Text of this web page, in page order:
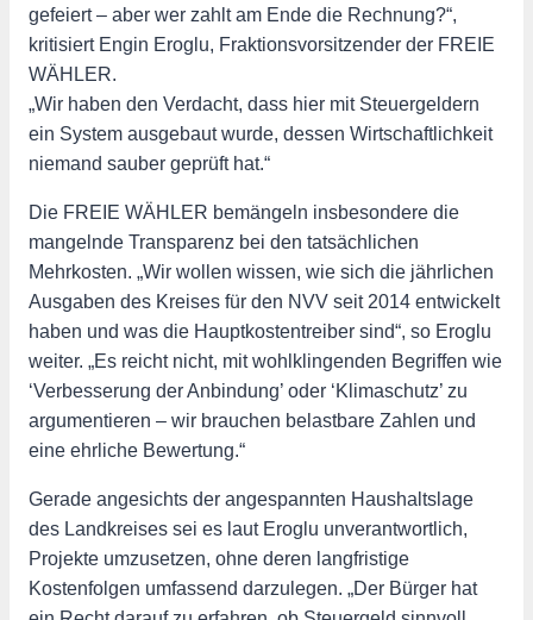
gefeiert – aber wer zahlt am Ende die Rechnung?“,
kritisiert Engin Eroglu, Fraktionsvorsitzender der FREIE
WÄHLER.
„Wir haben den Verdacht, dass hier mit Steuergeldern
ein System ausgebaut wurde, dessen Wirtschaftlichkeit
niemand sauber geprüft hat.“
Die FREIE WÄHLER bemängeln insbesondere die
mangelnde Transparenz bei den tatsächlichen
Mehrkosten. „Wir wollen wissen, wie sich die jährlichen
Ausgaben des Kreises für den NVV seit 2014 entwickelt
haben und was die Hauptkostentreiber sind“, so Eroglu
weiter. „Es reicht nicht, mit wohlklingenden Begriffen wie
‘Verbesserung der Anbindung’ oder ‘Klimaschutz’ zu
argumentieren – wir brauchen belastbare Zahlen und
eine ehrliche Bewertung.“
Gerade angesichts der angespannten Haushaltslage
des Landkreises sei es laut Eroglu unverantwortlich,
Projekte umzusetzen, ohne deren langfristige
Kostenfolgen umfassend darzulegen. „Der Bürger hat